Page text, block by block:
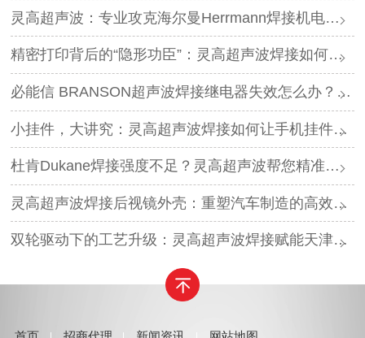
灵高超声波：专业攻克海尔曼Herrmann焊接机电路板短路难题
精密打印背后的“隐形功臣”：灵高超声波焊接如何让喷墨头支架更可靠？
必能信 BRANSON超声波焊接继电器失效怎么办？灵高超声波“四步维修法”精准破局
小挂件，大讲究：灵高超声波焊接如何让手机挂件更“抗造”？
杜肯Dukane焊接强度不足？灵高超声波帮您精准破局
灵高超声波焊接后视镜外壳：重塑汽车制造的高效与美学
双轮驱动下的工艺升级：灵高超声波焊接赋能天津汽车与电子产业